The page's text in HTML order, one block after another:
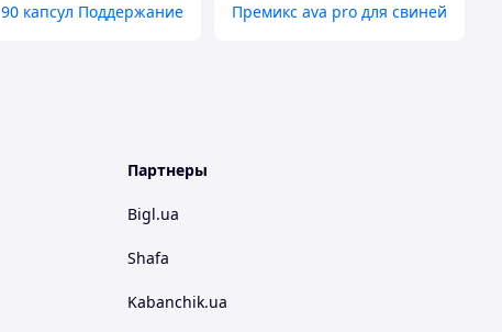
90 капсул Поддержание Премикс ava pro для свиней
Партнеры
Bigl.ua
Shafa
Kabanchik.ua